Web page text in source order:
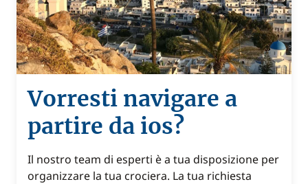
Vorresti navigare a
partire da ios?
Il nostro team di esperti è a tua disposizione per
organizzare la tua crociera. La tua richiesta